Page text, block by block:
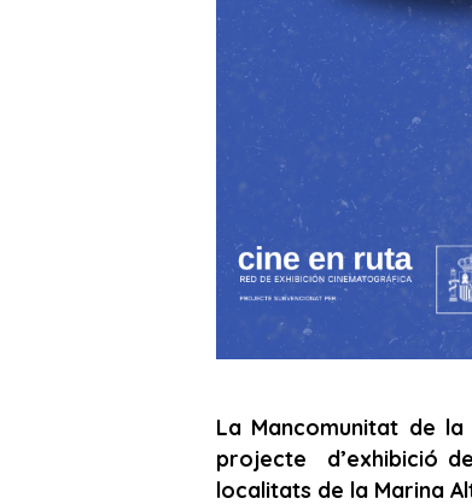
La Mancomunitat de
projecte d’exhibició
localitats de la Marina